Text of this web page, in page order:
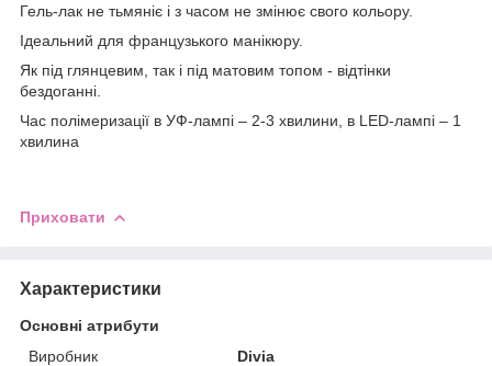
Гель-лак не тьмяніє і з часом не змінює свого кольору.
Ідеальний для французького манікюру.
Як під глянцевим, так і під матовим топом - відтінки
бездоганні.
Час полімеризації в УФ-лампі – 2-3 хвилини, в LED-лампі – 1
хвилина
Приховати
Характеристики
Основні атрибути
Виробник
Divia